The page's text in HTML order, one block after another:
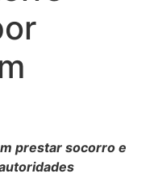
prestar socorro e